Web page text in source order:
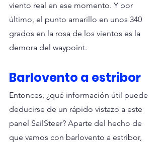
viento real en ese momento. Y por
último, el punto amarillo en unos 340
grados en la rosa de los vientos es la
demora del waypoint.
Barlovento a estribor
Entonces, ¿qué información útil puede
deducirse de un rápido vistazo a este
panel SailSteer? Aparte del hecho de
que vamos con barlovento a estribor,